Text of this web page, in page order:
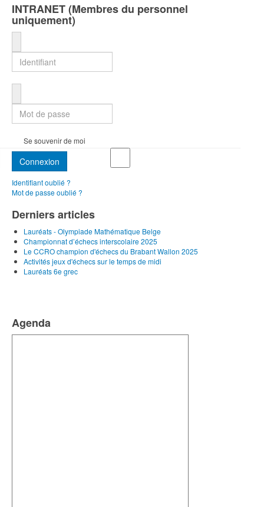
INTRANET (Membres du personnel
uniquement)
Se souvenir de moi
Connexion
Identifiant oublié ?
Mot de passe oublié ?
Derniers articles
Lauréats - Olympiade Mathématique Belge
Championnat d’échecs interscolaire 2025
Le CCRO champion d'échecs du Brabant Wallon 2025
Activités jeux d'échecs sur le temps de midi
Lauréats 6e grec
Agenda